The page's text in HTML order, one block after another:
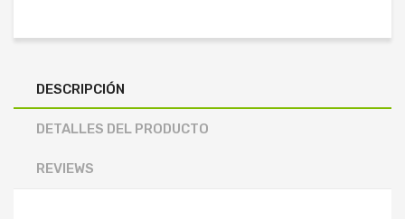
DESCRIPCIÓN
DETALLES DEL PRODUCTO
REVIEWS